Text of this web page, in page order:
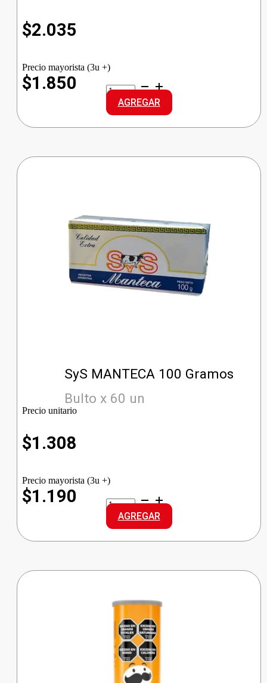
$2.035
Precio mayorista (3u +)
$1.850
CASTELL
ACEITUNA
DOY
VERDES
cantidad
AGREGAR
SyS MANTECA 100 Gramos
Bulto x 60 un
Precio unitario
$1.308
Precio mayorista (3u +)
$1.190
SyS
MANTECA
cantidad
AGREGAR